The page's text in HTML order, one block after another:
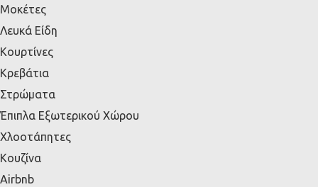
Μοκέτες
Λευκά Είδη
Κουρτίνες
Κρεβάτια
Στρώματα
Έπιπλα Εξωτερικού Χώρου
Χλοοτάπητες
Κουζίνα
Airbnb